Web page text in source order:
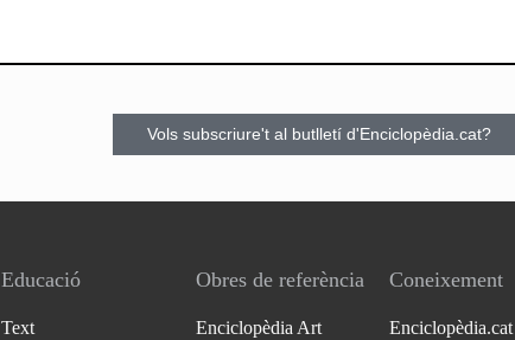
Vols subscriure't al butlletí d'Enciclopèdia.cat?
Educació
Text
Obres de referència
Enciclopèdia Art
Coneixement
Enciclopèdia.cat